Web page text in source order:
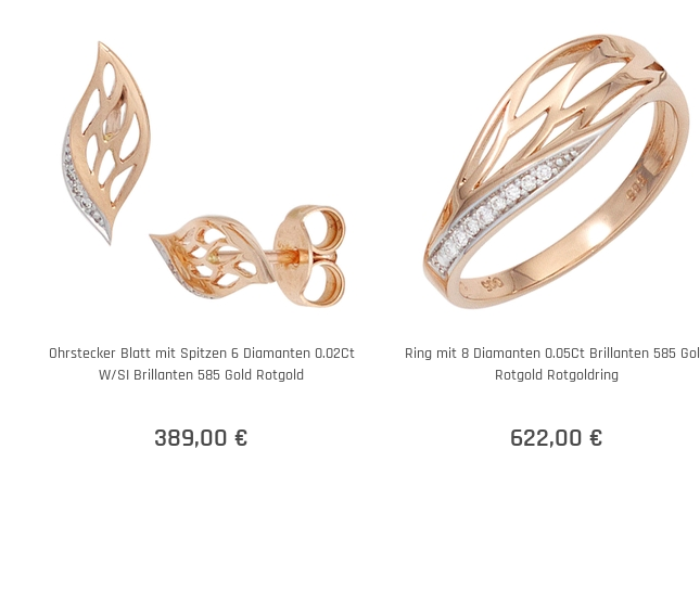
Ohrstecker Blatt mit Spitzen 6 Diamanten 0.02Ct
W/SI Brillanten 585 Gold Rotgold
389,00 €
Ring mit 8 Diamanten 0.05Ct Brillanten 585
Rotgold Rotgoldring
622,00 €